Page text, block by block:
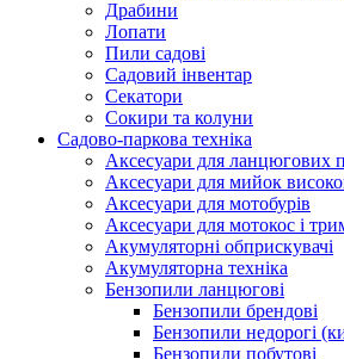
Драбини
Лопати
Пили садові
Садовий інвентар
Секатори
Сокири та колуни
Садово-паркова техніка
Аксесуари для ланцюгових
Аксесуари для мийок
Аксесуари для мотобурів
Аксесуари для мотокос і
Акумуляторні обприскувачі
Акумуляторна техніка
Бензопили ланцюгові
Бензопили брендові
Бензопили недорогі
Бензопили побутові